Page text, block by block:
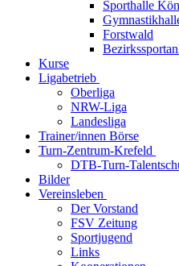
Sporthalle
Forstwald
Kurse
Ligabetrieb
Oberliga
NRW-Liga
Landesliga
Trainer/innen Börse
Turn-Zentrum-Krefeld
DTB-Turn-
Bilder
Vereinsleben
Der Vorstand
FSV Zeitung
Sportjugend
Links